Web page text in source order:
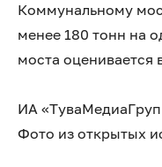
Коммунальному
менее 180 тонн на
моста оценивается
ИА
Фото из открытых